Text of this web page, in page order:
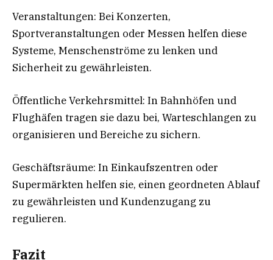
Veranstaltungen: Bei Konzerten,
Sportveranstaltungen oder Messen helfen diese
Systeme, Menschenströme zu lenken und
Sicherheit zu gewährleisten.
Öffentliche Verkehrsmittel: In Bahnhöfen und
Flughäfen tragen sie dazu bei, Warteschlangen zu
organisieren und Bereiche zu sichern.
Geschäftsräume: In Einkaufszentren oder
Supermärkten helfen sie, einen geordneten Ablauf
zu gewährleisten und Kundenzugang zu
regulieren.
Fazit